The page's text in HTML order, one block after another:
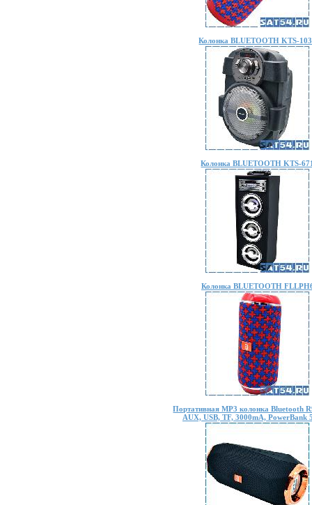
Колонка BLUETOOTH KTS-
Колонка BLUETOOTH KTS-
Колонка BLUETOOTH
Портативная MP3 колонка Bluetooth
AUX, USB, TF, 3000mA, PowerBank